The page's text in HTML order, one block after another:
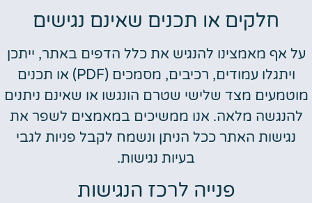
חלקים או תכנים שאינם נגישים
על אף מאמצינו להנגיש את כלל הדפים באתר, ייתכן
ויתגלו עמודים, רכיבים, מסמכים (PDF) או תכנים
מוטמעים מצד שלישי שטרם הונגשו או שאינם ניתנים
להנגשה מלאה. אנו ממשיכים במאמצים לשפר את
נגישות האתר ככל הניתן ונשמח לקבל פניות לגבי
בעיות נגישות.
פנייה לרכז הנגישות